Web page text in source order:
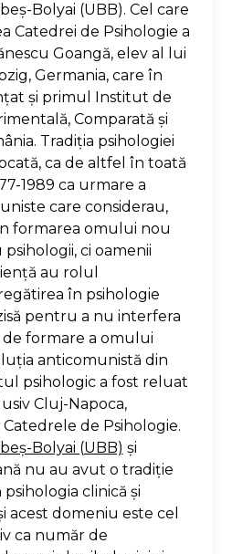
Bolyai (UBB). Cel care
Catedrei de Psihologie a
Goangă, elev al lui
Germania, care în
şi primul Institut de
Comparată şi
Tradiţia psihologiei
ca de altfel în toată
1989 ca urmare a
care considerau,
formarea omului nou
ci oamenii
au rolul
în psihologie
pentru a nu interfera
formare a omului
anticomunistă din
psihologic a fost reluat
Cluj-Napoca,
de Psihologie.
Bolyai (UBB) şi
nu au avut o tradiţie
clinică şi
acest domeniu este cel
ca număr de